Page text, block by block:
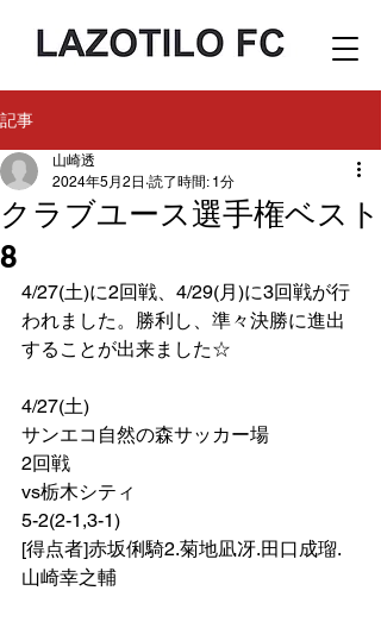
記事
クラブユース選手権ベスト
8
山崎透
2024年5月2日 読了時間: 1分
4/27(土)に2回戦、4/29(月)に3回戦が行
われました。勝利し、準々決勝に進出
することが出来ました☆
4/27(土)
サンエコ自然の森サッカー場
2回戦
vs栃木シティ
5-2(2-1,3-1)
[得点者]赤坂俐騎2.菊地凪冴.田口成瑠.
山崎幸之輔